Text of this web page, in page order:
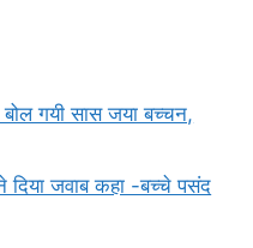
बोल गयी सास जया बच्चन,
दिया जवाब कहा -बच्चे पसंद